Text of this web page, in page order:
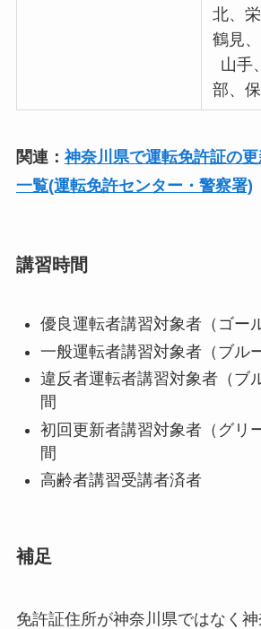
北、
鶴見
山手
部、
関連： 神奈川県で運転免許証の
一覧(運転免許センター・警察署)
講習時間
優良運転者講習対象者（ゴー
一般運転者講習対象者（ブル
違反者運転者講習対象者（ブ
間
初回更新者講習対象者（グリ
間
高齢者講習受講者済者
補足
免許証住所が神奈川県ではなく